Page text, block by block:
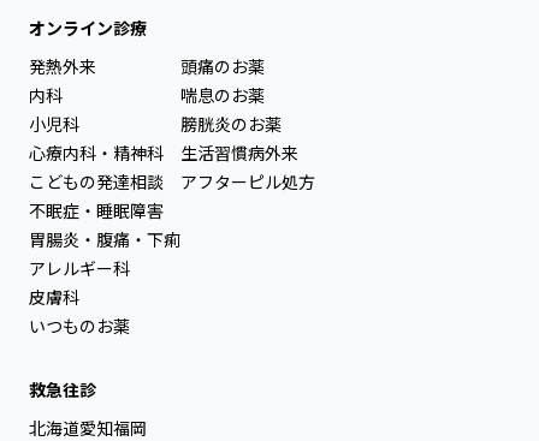
オンライン診療
発熱外来
内科
小児科
心療内科・精神科
こどもの発達相談
不眠症・睡眠障害
胃腸炎・腹痛・下痢
アレルギー科
皮膚科
いつものお薬
頭痛のお薬
喘息のお薬
膀胱炎のお薬
生活習慣病外来
アフターピル処方
救急往診
北海道愛知福岡